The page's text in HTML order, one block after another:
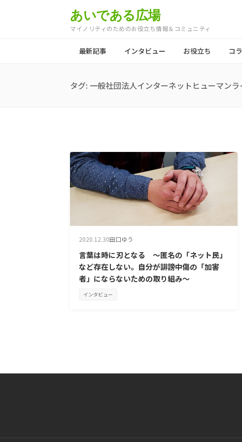
あいである広場
マイノリティのためのお役立ち情報＆コミュニティ
最新記事 インタビュー お役立ち コ
タグ: 一般社団法人インターネットヒューマン
2020.12.30田口ゆう
言葉は時に刃となる ～匿名の「ネット民」
など存在しない。自分が誹謗中傷の「加害
者」にならないための取り組み～
インタビュー